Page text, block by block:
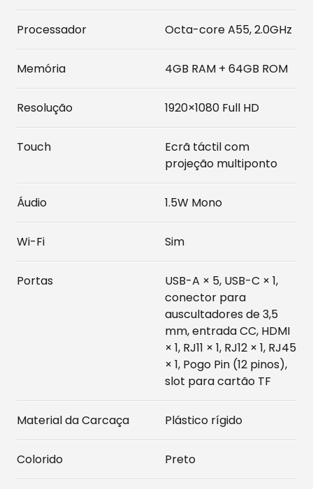
Processador Octa-core A55, 2.0GHz
Memória 4GB RAM + 64GB ROM
Resolução 1920×1080 Full HD
Touch
Ecrã táctil com
projeção multiponto
Áudio 1.5W Mono
Wi-Fi Sim
Portas
USB-A × 5, USB-C × 1,
conector para
auscultadores de 3,5
mm, entrada CC, HDMI
× 1, RJ11 × 1, RJ12 × 1, RJ45
× 1, Pogo Pin (12 pinos),
slot para cartão TF
Material da Carcaça Plástico rígido
Colorido Preto